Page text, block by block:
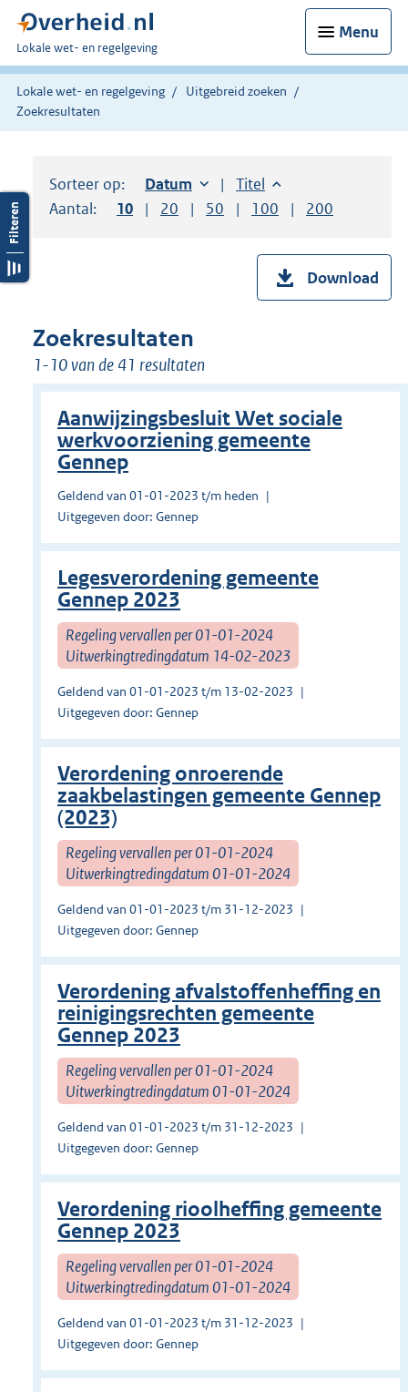
Menu
U
bent
hier:
Lokale wet- en regelgeving
Lokale wet- en regelgeving
Uitgebreid zoeken
Zoekresultaten
Sorteer op: Sorteer op:
Datum oplopendSorteer op:
Titel oplopend
Aantal:
Toon
10 resultaten per pagina
Toon
20 resultaten per pagina
Toon
50 resultaten per pagina
Toon
100 resultaten per
Toon
200
Download
Zoekresultaten
1-10 van de 41 resultaten
Aanwijzingsbesluit Wet sociale
werkvoorziening gemeente
Gennep
Geldend van 01-01-2023 t/m heden
Uitgegeven door: Gennep
Legesverordening gemeente
Gennep 2023
Regeling vervallen per 01-01-2024
Uitwerkingtredingdatum 14-02-2023
Geldend van 01-01-2023 t/m 13-02-2023
Uitgegeven door: Gennep
Verordening onroerende
zaakbelastingen gemeente Gennep
(2023)
Regeling vervallen per 01-01-2024
Uitwerkingtredingdatum 01-01-2024
Geldend van 01-01-2023 t/m 31-12-2023
Uitgegeven door: Gennep
Verordening afvalstoffenheffing en
reinigingsrechten gemeente
Gennep 2023
Regeling vervallen per 01-01-2024
Uitwerkingtredingdatum 01-01-2024
Geldend van 01-01-2023 t/m 31-12-2023
Uitgegeven door: Gennep
Verordening rioolheffing gemeente
Gennep 2023
Regeling vervallen per 01-01-2024
Uitwerkingtredingdatum 01-01-2024
Geldend van 01-01-2023 t/m 31-12-2023
Uitgegeven door: Gennep